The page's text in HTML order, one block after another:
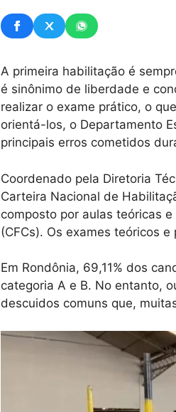
A primeira habilitação é
é sinônimo de liberdade e
realizar o exame prático, o
orientá-los, o Departamento
principais erros cometidos
Coordenado pela Diretoria
Carteira Nacional de
composto por aulas teóricas
(CFCs). Os exames teóricos
Em Rondônia, 69,11% dos
categoria A e B. No entanto,
descuidos comuns que,